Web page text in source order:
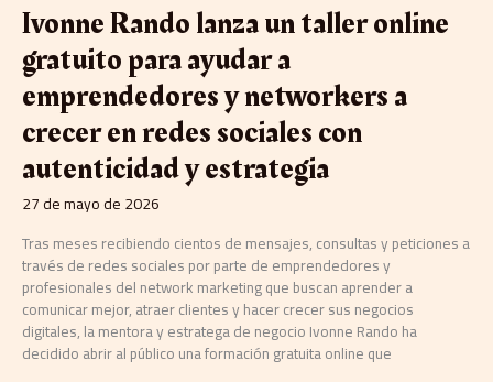
Ivonne Rando lanza un taller online
gratuito para ayudar a
emprendedores y networkers a
crecer en redes sociales con
autenticidad y estrategia
27 de mayo de 2026
Tras meses recibiendo cientos de mensajes, consultas y peticiones a
través de redes sociales por parte de emprendedores y
profesionales del network marketing que buscan aprender a
comunicar mejor, atraer clientes y hacer crecer sus negocios
digitales, la mentora y estratega de negocio Ivonne Rando ha
decidido abrir al público una formación gratuita online que
en
redes
sociales
con
autenticidad
y
estrategia